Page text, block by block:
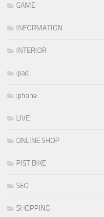
GAME
INFORMATION
INTERIOR
ipad
iphone
LIVE
ONLINE SHOP
PIST BIKE
SEO
SHOPPING